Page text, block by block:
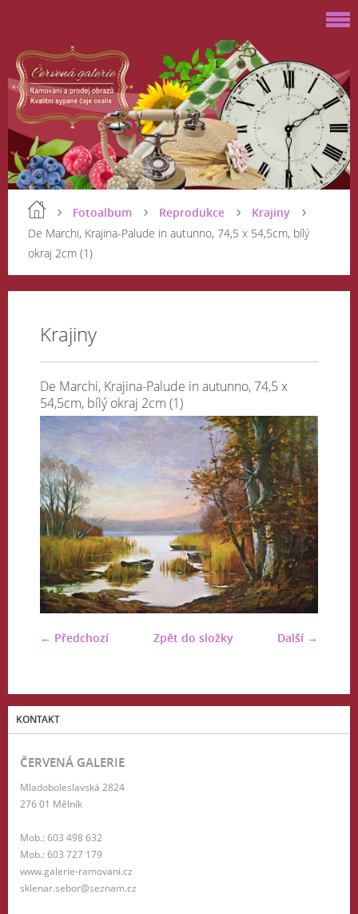
Fotoalbum Reprodukce
Krajiny
De Marchi, Krajina-Palude in autunno, 74,5 x 54,5cm, bílý
okraj 2cm (1)
Krajiny
De Marchi, Krajina-Palude in autunno, 74,5 x
54,5cm, bílý okraj 2cm (1)
← Předchozí Další →
Zpět do složky
KONTAKT
ČERVENÁ GALERIE
Mladoboleslavská 2824
276 01 Mělník
Mob.: 603 498 632
Mob.: 603 727 179
www.galerie-ramovani.cz
sklenar.sebor@seznam.cz